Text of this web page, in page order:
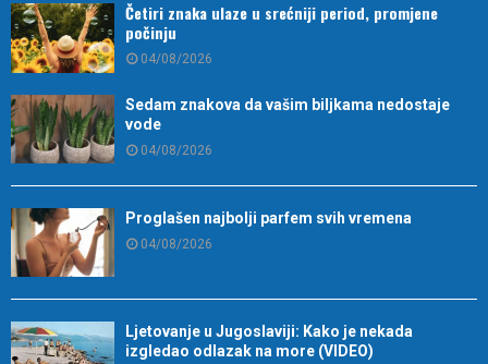
Četiri znaka ulaze u srećniji period, promjene
počinju
04/08/2026
Sedam znakova da vašim biljkama nedostaje
vode
04/08/2026
Proglašen najbolji parfem svih vremena
04/08/2026
Ljetovanje u Jugoslaviji: Kako je nekada
izgledao odlazak na more (VIDEO)